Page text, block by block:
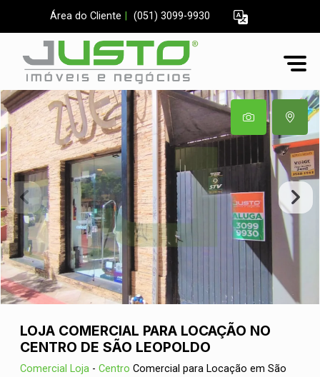
Área do Cliente (051) 3099-9930
LOJA COMERCIAL PARA LOCAÇÃO NO
CENTRO DE SÃO LEOPOLDO
Comercial Loja - Centro Comercial para Locação em São